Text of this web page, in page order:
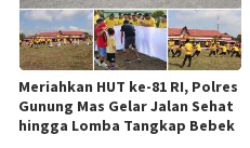
Meriahkan HUT ke-81 RI, Polres
Gunung Mas Gelar Jalan Sehat
hingga Lomba Tangkap Bebek